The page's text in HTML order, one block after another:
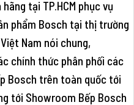
tại TP.HCM phục vụ
phẩm Bosch tại thị trường
Nam nói chung,
chính thức phân phối các
Bosch trên toàn quốc tới
tới Showroom Bếp Bosch